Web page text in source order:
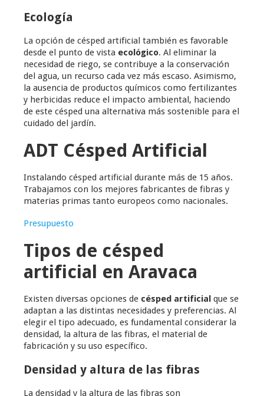
Ecología
La opción de césped artificial también es favorable
desde el punto de vista ecológico. Al eliminar la
necesidad de riego, se contribuye a la conservación
del agua, un recurso cada vez más escaso. Asimismo,
la ausencia de productos químicos como fertilizantes
y herbicidas reduce el impacto ambiental, haciendo
de este césped una alternativa más sostenible para el
cuidado del jardín.
ADT Césped Artificial
Instalando césped artificial durante más de 15 años.
Trabajamos con los mejores fabricantes de fibras y
materias primas tanto europeos como nacionales.
Presupuesto
Tipos de césped
artificial en Aravaca
Existen diversas opciones de césped artificial que se
adaptan a las distintas necesidades y preferencias. Al
elegir el tipo adecuado, es fundamental considerar la
densidad, la altura de las fibras, el material de
fabricación y su uso específico.
Densidad y altura de las fibras
La densidad y la altura de las fibras son